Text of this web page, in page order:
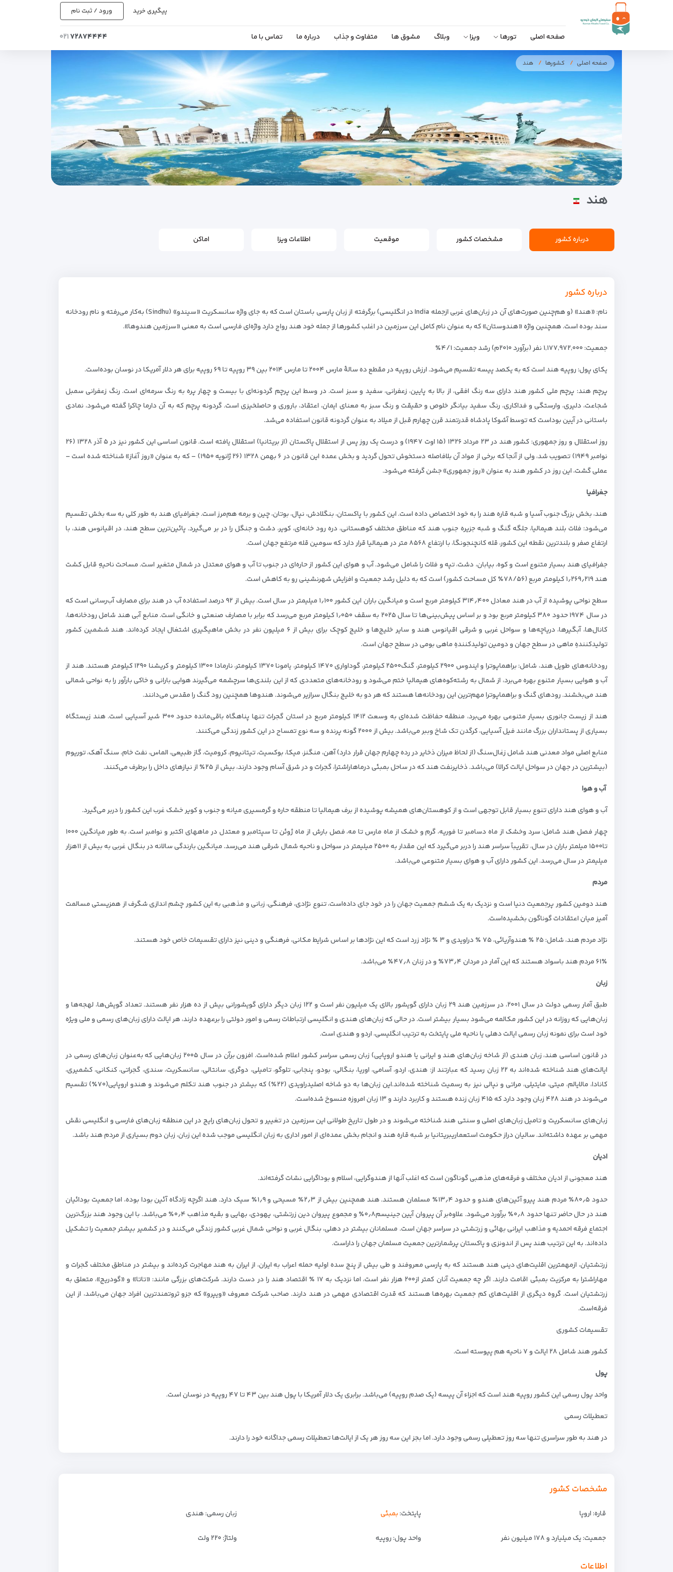
پیگیری خرید ورود / ثبت نام
صفحه اصلی تورها ویزا وبلاگ مشوق ها متفاوت و جذاب درباره ما تماس با ما ۷۲۸۷۴۴۴۴۰۲۱
صفحه اصلی کشورها هند
هند
درباره کشور مشخصات کشور موقعیت اطلاعات ویزا اماکن
درباره کشور
نام: «هند» (و هم‌چنین صورت‌های آن در زبان‌های غربی ازجمله India در انگلیسی) برگرفته از زبان پارسی باستان است که به جای واژه سانسکریت «سیندو» (Sindhu) به‌کار می‌رفته و نام رودخانه
سند بوده‌ است. همچنین واژه «هندوستان» که به عنوان نام کامل این سرزمین در اغلب کشورها از جمله خود هند رواج دارد واژه‌ای فارسی است به معنی «سرزمین هندوها».
جمعیت: ۱٬۱۷۷٬۹۷۲٬۰۰۰ نفر (برآورد ۲۰۱۰م) رشد جمعیت: ۴/۱٪
یکای پول: روپیه هند است که به یکصد پیسه تقسیم می‌شود. ارزش روپیه در مقطع ده سالهٔ مارس ۲۰۰۴ تا مارس ۲۰۱۴ بین ۳۹ روپیه تا ۶۹ روپیه برای هر دلار آمریکا در نوسان بوده‌است.
پرچم هند: پرچم ملی کشور هند دارای سه رنگ افقی، از بالا به پایین، زعفرانی، سفید و سبز است. در وسط این پرچم گردونه‌ای با بیست و چهار پره به رنگ سرمه‌ای است. رنگ زعفرانی سمبل
شجاعت، دلیری، وارستگی و فداکاری، رنگ سفید بیانگر خلوص و حقیقت و رنگ سبز به معنای ایمان، اعتقاد، باروری و حاصلخیزی است. گردونه پرچم که به آن دارما چاکرا گفته می‌شود، نمادی
باستانی در آیین بوداست که توسط آشوکا پادشاه قدرتمند قرن چهارم قبل از میلاد به عنوان گردونه قانون استفاده می‌شد.
روز استقلال و روز جمهوری: کشور هند در ۲۳ مرداد ۱۳۲۶ (۱۵ اوت ۱۹۴۷) و درست یک روز پس از استقلال پاکستان (از بریتانیا) استقلال یافته‌ است. قانون اساسی این کشور نیز در ۵ آذر ۱۳۲۸ (۲۶
نوامبر ۱۹۴۹) تصویب شد، ولی از آنجا که برخی از مواد آن بلافاصله دستخوش تحول گردید و بخش عمده این قانون در ۶ بهمن ۱۳۲۸ (۲۶ ژانویه ۱۹۵۰) – که به عنوان «روز آغاز» شناخته شده‌ است –
عملی گشت، این روز در کشور هند به عنوان «روز جمهوری» جشن گرفته می‌شود.
جغرافیا
هند، بخش بزرگ جنوب آسیا و شبه قاره هند را به خود اختصاص داده‌ است. این کشور با پاکستان، بنگلادش، نپال، بوتان، چین و برمه هم‌مرز است. جغرافیای هند به طور کلی به سه بخش تقسیم
می‌شود: فلات بلند هیمالیا، جلگه گنگ و شبه جزیره جنوب هند که مناطق مختلف کوهستانی، دره رود خانه‌ای، کویر، دشت و جنگل را در بر می‌گیرد. پائین‌ترین سطح هند، در اقیانوس هند، با
ارتفاع صفر و بلندترین نقطه این کشور، قله کانچنجونگا، با ارتفاع ۸۵۶۸ متر در هیمالیا قرار دارد که سومین قله مرتفع جهان است.
جفرافیای هند بسیار متنوع است و کوه، بیابان، دشت، تپه و فلات را شامل می‌شود. آب و هوای این کشور از حاره‌ای در جنوب تا آب و هوای معتدل در شمال متغیر است. مساحت ناحیهِ قابل کشت
هند ۱٫۲۶۹٫۲۱۹ کیلومتر مربع (۷۸/۵۶٪ کل مساحت کشور) است که به دلیل رشد جمعیت و افزایش شهرنشینی رو به کاهش است.
سطح نواحی پوشیده از آب در هند معادل ۳۱۴٫۴۰۰ کیلومتر مربع است و میانگین باران این کشور ۱٫۱۰۰ میلیمتر در سال است. بیش از ۹۲ درصد استفاده آب در هند برای مصارف آب‌رسانی است که
در سال ۱۹۷۴ حدود ۳۸۰ کیلومتر مربع بود و بر اساس پیش‌بینی‌ها تا سال ۲۰۲۵ به سقف ۱٫۰۵۰ کیلومتر مربع می‌رسد که برابر با مصارف صنعتی و خانگی است. منابع آبی هند شامل رودخانه‌ها،
کانال‌ها، آبگیرها، دریاچه‌ها و سواحل غربی و شرقی اقیانوس هند و سایر خلیج‌ها و خلیج کوچک برای بیش از ۶ میلیون نفر در بخش ماهیگیری اشتغال ایجاد کرده‌اند. هند ششمین کشور
تولیدکنندهِ ماهی در سطح جهان و دومین تولیدکنندهِ ماهی بومی در سطح جهان است.
رودخانه‌های طویل هند، شامل: براهماپوترا و ایندوس ۲۹۰۰ کیلومتر، گنگ۲۵۰۰ کیلومتر، گوداواری ۱۴۷۰ کیلومتر، یامونا ۱۳۷۰ کیلومتر، نارمادا ۱۳۰۰ کیلومتر و کریشنا ۱۲۹۰ کیلومتر هستند. هند از
آب و هوایی بسیار متنوع بهره می‌برد، از شمال به رشته‌کوه‌های هیمالیا ختم می‌شود و رودخانه‌های متعددی که از این بلندی‌ها سرچشمه می‌گیرند هوایی بارانی و خاکی بارآور را به نواحی شمالی
هند می‌بخشند. رودهای گنگ و براهماپوترا مهم‌ترین این رودخانه‌ها هستند که هر دو به خلیج بنگال سرازیر می‌شوند. هندوها همچنین رود گنگ را مقدس می‌دانند.
هند از زیست جانوری بسیار متنوعی بهره می‌برد، منطقه حفاظت شده‌ای به وسعت ۱۴۱۲ کیلومتر مربع در استان گجرات تنها پناهگاه باقی‌مانده حدود ۳۰۰ شیر آسیایی است. هند زیستگاه
بسیاری از پستانداران بزرگ مانند فیل آسیایی، کرگدن تک شاخ وببر می‌باشد. بیش از ۲۰۰۰ گونه پرنده و سه نوع تمساح در این کشور زندگی می‌کنند.
منابع اصلی مواد معدنی هند شامل زغال‌سنگ (از لحاظ میزان ذخایر در رده چهارم جهان قرار دارد) آهن، منگنز، میکا، بوکسیت، تیتانیوم، کرومیت، گاز طبیعی، الماس، نفت خام، سنگ آهک، توریوم
(بیشترین در جهان در سواحل ایالت کرالا) می‌باشد. ذخایرنفت هند که در ساحل بمبئی درماهاراشترا، گجرات و در شرق آسام وجود دارند، بیش از ۲۵٪ از نیازهای داخل را برطرف می‌کنند.
آب و هوا
آب و هوای هند دارای تنوع بسیار قابل توجهی است و از کوهستان‌های همیشه پوشیده از برف هیمالیا تا منطقه حاره و گرمسیری میانه و جنوب و کویر خشک غرب این کشور را دربر می‌گیرد.
چهار فصل هند شامل: سرد وخشک از ماه دسامبر تا فوریه، گرم و خشک از ماه مارس تا مه، فصل بارش از ماه ژوئن تا سپتامبر و معتدل در ماههای اکتبر و نوامبر است. به طور میانگین ۱۰۰۰
تا۱۵۰۰ میلمتر باران در سال، تقریباً سراسر هند را دربر می‌گیرد که این مقدار به ۲۵۰۰ میلیمتر در سواحل و ناحیه شمال شرقی هند می‌رسد. میانگین بارندگی سالانه در بنگال غربی به بیش از ۱۱هزار
میلیمتر در سال می‌رسد. این کشور دارای آب و هوای بسیار متنوعی می‌باشد.
مردم
هند دومین کشور پرجمعیت دنیا است و نزدیک به یک ششم جمعیت جهان را در خود جای داده‌است، تنوع نژادی، فرهنگی، زبانی و مذهبی به این کشور چشم اندازی شگرف از همزیستی مسالمت
آمیز میان اعتقادات گوناگون بخشیده‌است.
نژاد مردم هند، شامل: ۲۵ ٪ هندوآریائی، ۷۵ ٪ دراویدی و ۳ ٪ نژاد زرد است که این نژادها بر اساس شرایط مکانی، فرهنگی و دینی نیز دارای تقسیمات خاص خود هستند.
۶۱٪ مردم هند باسواد هستند که این آمار در مردان ۷۳٫۴٪ و در زنان ۴۷٫۸٪ می‌باشد.
زبان
طبق آمار رسمی دولت در سال ۲۰۰۱، در سرزمین هند ۲۹ زبان دارای گویشور بالای یک میلیون نفر است و ۱۲۲ زبان دیگر دارای گویشورانی بیش از ده هزار نفر هستند. تعداد گویش‌ها، لهجه‌ها و
زبان‌هایی که روزانه در این کشور مکالمه می‌شود بسیار بیشتر است. در حالی که زبان‌های هندی و انگلیسی ارتباطات رسمی و امور دولتی را برعهده دارند، هر ایالت دارای زبان‌های رسمی و ملی ویژه
خود است برای نمونه زبان رسمی ایالت دهلی یا ناحیه ملی پایتخت به ترتیب انگلیسی، اردو و هندی است.
در قانون اساسی هند، زبان هندی (از شاخه زبان‌های هند و ایرانی یا هندو اروپایی) زبان رسمی سراسر کشور اعلام شده‌است. افزون برآن در سال ۲۰۰۵ زبان‌هایی که به‌عنوان زبان‌های رسمی در
ایالت‌های هند شناخته شده‌اند به ۲۲ زبان رسید که عبارتند از: هندی، اردو، آسامی، اوریا، بنگالی، بودو، پنجابی، تلوگو، تامیلی، دوگری، سانتالی، سانسکریت، سندی، گجراتی، کنکانی، کشمیری،
کانادا، مالایالم، میتی، مایتیلی، مراتی و نپالی نیز به رسمیت شناخته شده‌اند.این زبان‌ها به دو شاخه اصلیدراویدی (۲۲٪) که بیشتر در جنوب هند تکلم می‌شوند و هندو اروپایی(۷۰٪) تقسیم
می‌شوند در هند ۴۲۸ زبان وجود دارد که ۴۱۵ زبان زنده هستند و کاربرد دارند و ۱۳ زبان امروزه منسوخ شده‌است.
زبان‌های سانسکریت و تامیل زبان‌های اصلی و سنتی هند شناخته می‌شوند و در طول تاریخ طولانی این سرزمین در تغییر و تحول زبان‌های رایج در این منطقه زبان‌های فارسی و انگلیسی نقش
مهمی بر عهده داشته‌اند. سالیان دراز حکومت استعماریبریتانیا بر شبه قاره هند و انجام بخش عمده‌ای از امور اداری به زبان انگلیسی موجب شده این زبان، زبان دوم بسیاری از مردم هند باشد.
ادیان
هند معجونی از ادیان مختلف و فرقه‌های مذهبی گوناگون است که اغلب آنها از هندوگرایی، اسلام و بوداگرایی نشات گرفته‌اند.
حدود ۸۰٫۵٪ مردم هند پیرو آئین‌های هندو و حدود ۱۳٫۴٪ مسلمان هستند. هند همچنین بیش از ۲٫۳٪ مسیحی و ۱٫۹٪ سیک دارد. هند اگرچه زادگاه آئین بودا بوده، اما جمعیت بودائیان
هند در حال حاضر تنها حدود ۰٫۸٪ برآورد می‌شود. علاوه‌بر آن پیروان آیین جینیسم۰٫۸٪ و مجموع پیروان دین زرتشتی، یهودی، بهایی و بقیه مذاهب ۰٫۴٪ می‌باشد. با این وجود هند بزرگ‌ترین
اجتماع فرقه احمدیه و مذاهب ایرانی بهائی و زرتشتی در سراسر جهان است. مسلمانان بیشتر در دهلی، بنگال غربی و نواحی شمال غربی کشور زندگی می‌کنند و در کشمیر بیشتر جمعیت را تشکیل
داده‌اند. به این ترتیب هند پس از اندونزی و پاکستان پرشمارترین جمعیت مسلمان جهان را داراست.
زرتشتیان، ازمهمترین اقلیت‌های دینی هند هستند که به پارسی معروفند و طی بیش از پنج سده اولیه حمله اعراب به ایران، از ایران به هند مهاجرت کرده‌اند و بیشتر در مناطق مختلف گجرات و
مهاراشترا به مرکزیت بمبئی اقامت دارند. اگر چه جمعیت آنان کمتر از۲۰۰ هزار نفر است، اما نزدیک به ۱۷ ٪ اقتصاد هند را در دست دارند. شرکت‌های بزرگی مانند: «تاتا» و «گودریج»، متعلق به
زرتشتیان است. گروه دیگری از اقلیت‌های کم جمعیت بهره‌ها هستند که قدرت اقتصادی مهمی در هند دارند. صاحب شرکت معروف «ویپرو» که جزو ثروتمندترین افراد جهان می‌باشد، از این
فرقه‌است.
تقسیمات کشوری
کشور هند شامل ۲۸ ایالت و ۷ ناحیه هم‌ پیوسته‌ است.
پول
واحد پول رسمی این کشور روپیه هند است که اجزاء آن پیسه (یک صدم روپیه) می‌باشد. برابری یک دلار آمریکا با پول هند بین ۴۳ تا ۴۷ روپیه در نوسان است.
تعطیلات رسمی
در هند به‌ طور سراسری تنها سه روز تعطیلی رسمی وجود دارد. اما بجز این سه روز هر یک از ایالت‌ها تعطیلات رسمی جداگانه خود را دارند.
مشخصات کشور
قاره: اروپا پایتخت:بمبئی زبان رسمی: هندی
جمعیت: یک میلیارد و ۱۷۸ میلیون نفر واحد پول: روپیه ولتاژ: ۲۲۰ ولت
اطلاعات